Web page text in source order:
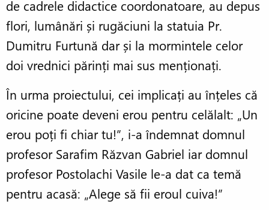
de cadrele didactice coordonatoare, au depus
flori, lumânări și rugăciuni la statuia Pr.
Dumitru Furtună dar și la mormintele celor
doi vrednici părinți mai sus menționați.
În urma proiectului, cei implicați au înțeles că
oricine poate deveni erou pentru celălalt: „Un
erou poți fi chiar tu!”, i-a îndemnat domnul
profesor Sarafim Răzvan Gabriel iar domnul
profesor Postolachi Vasile le-a dat ca temă
pentru acasă: „Alege să fii eroul cuiva!”